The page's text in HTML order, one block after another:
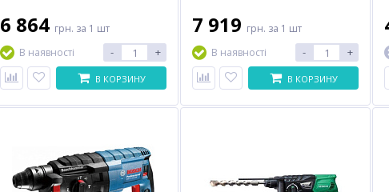
6 864 грн. за 1 шт
В наявності
- +
В КОРЗИНУ
7 919 грн. за 1 шт
В наявності
- +
В КОРЗИНУ